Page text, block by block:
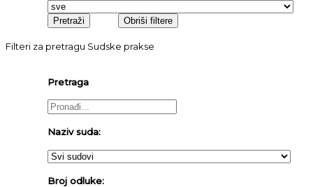
Filteri za pretragu Sudske prakse
Pretraga
Naziv suda:
Broj odluke: